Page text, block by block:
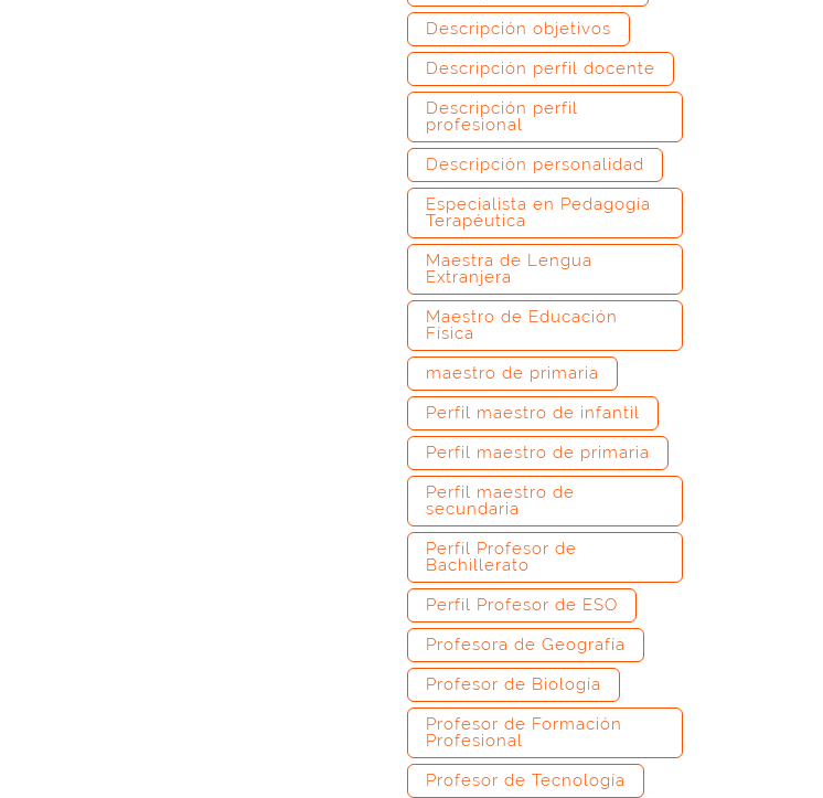
Descripción objetivos
Descripción perfil docente
Descripción perfil
profesional
Descripción personalidad
Especialista en Pedagogía
Terapéutica
Maestra de Lengua
Extranjera
Maestro de Educación
Física
maestro de primaria
Perfil maestro de infantil
Perfil maestro de primaria
Perfil maestro de
secundaria
Perfil Profesor de
Bachillerato
Perfil Profesor de ESO
Profesora de Geografía
Profesor de Biología
Profesor de Formación
Profesional
Profesor de Tecnología